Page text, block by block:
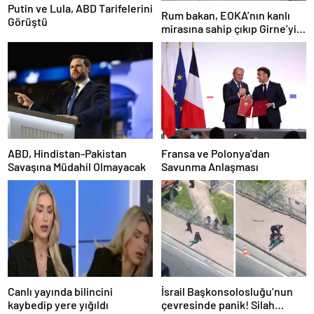
Putin ve Lula, ABD Tarifelerini
Görüştü
Rum bakan, EOKA’nın kanlı
mirasına sahip çıkıp Girne’yi
hedef gösterdi
ABD, Hindistan-Pakistan
Savaşına Müdahil Olmayacak
Fransa ve Polonya’dan
Savunma Anlaşması
Canlı yayında bilincini
kaybedip yere yığıldı
İsrail Başkonsolosluğu’nun
çevresinde panik! Silah